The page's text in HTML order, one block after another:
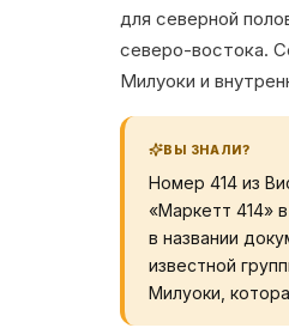
для северной
северо-востока.
Милуоки и
ВЫ ЗНАЛИ?
Номер 414 из
«Маркетт 414»
в названии
известной
Милуоки,